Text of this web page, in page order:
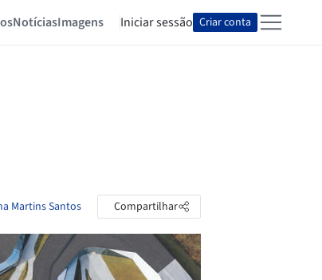
NotíciasImagens Iniciar sessão Criar conta
Martins Santos Compartilhar